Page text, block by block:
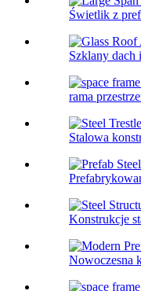
Świetlik z
Szklany dach
rama
Stalowa
Konstrukcje
Nowoczesna